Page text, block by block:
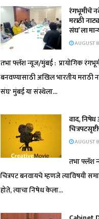
रंगभूमीचे
मराठी
संघ’ ला
AUGUST
तभा फ्लॅश न्यूज/मुंबई : प्रायोगिक
बनवण्यासाठी अखिल भारतीय मराठी
संघ' मुंबई या संस्थेला...
वाद,
AUGUST
तभा फ्लॅश
चित्रपट बनवायचे म्हणजे त्याविषयी
होते, त्याचा निषेध केला...